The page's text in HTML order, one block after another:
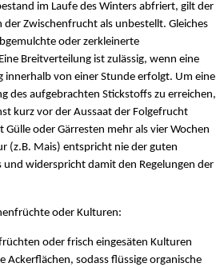
im Laufe des Winters abfriert, gilt der
Zwischenfrucht als unbestellt. Gleiches
oder zerkleinerte
Breitverteilung ist zulässig, wenn eine
innerhalb von einer Stunde erfolgt. Um eine
des aufgebrachten Stickstoffs zu erreichen,
kurz vor der Aussaat der Folgefrucht
oder Gärresten mehr als vier Wochen
(z.B. Mais) entspricht nie der guten
widerspricht damit den Regelungen der
oder Kulturen:
oder frisch eingesäten Kulturen
Ackerflächen, sodass flüssige organische